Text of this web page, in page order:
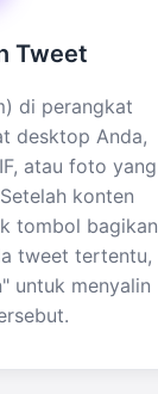
Tweet
di perangkat
desktop Anda,
atau foto yang
konten
tombol bagikan
tweet tertentu,
untuk menyalin